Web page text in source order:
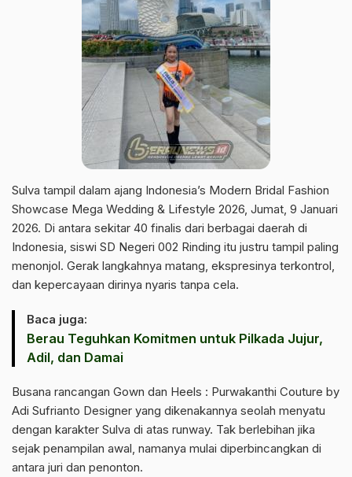
Sulva tampil dalam ajang Indonesia’s Modern Bridal Fashion
Showcase Mega Wedding & Lifestyle 2026, Jumat, 9 Januari
2026. Di antara sekitar 40 finalis dari berbagai daerah di
Indonesia, siswi SD Negeri 002 Rinding itu justru tampil paling
menonjol. Gerak langkahnya matang, ekspresinya terkontrol,
dan kepercayaan dirinya nyaris tanpa cela.
Baca juga:
Berau Teguhkan Komitmen untuk Pilkada Jujur,
Adil, dan Damai
Busana rancangan Gown dan Heels : Purwakanthi Couture by
Adi Sufrianto Designer yang dikenakannya seolah menyatu
dengan karakter Sulva di atas runway. Tak berlebihan jika
sejak penampilan awal, namanya mulai diperbincangkan di
antara juri dan penonton.